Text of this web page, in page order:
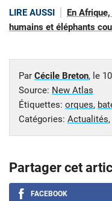
LIRE AUSSI
En
humains et éléphants
Par Cécile Breton, le
Source: New Atlas
Étiquettes: orques,
Catégories: Actualités,
Partager cet
FACEBOOK